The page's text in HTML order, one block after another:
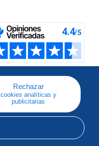
Rechazar
cookies analíticas y
publicitarias